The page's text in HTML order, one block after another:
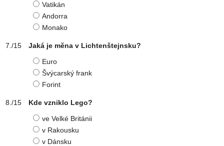
Vatikán
Andorra
Monako
Jaká je měna v Lichtenštejnsku?
Euro
Švýcarský frank
Forint
Kde vzniklo Lego?
ve Velké Británii
v Rakousku
v Dánsku